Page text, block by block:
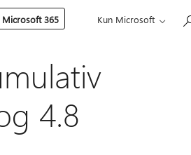
Microsoft 365 Kun Microsoft
4.8